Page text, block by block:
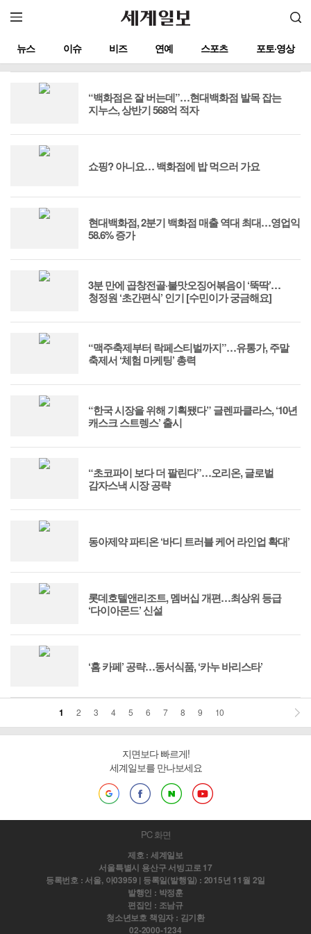
뉴스 이슈 비즈 연예 스포츠 포토·영상
“백화점은 잘 버는데”…현대백화점 발목 잡는
지누스, 상반기 568억 적자
쇼핑? 아니요… 백화점에 밥 먹으러 가요
현대백화점, 2분기 백화점 매출 역대 최대…영업익
58.6% 증가
3분 만에 곱창전골·불맛오징어볶음이 ‘뚝딱’…
청정원 ‘초간편식’ 인기 [수민이가 궁금해요]
“맥주축제부터 락페스티벌까지”…유통가, 주말
축제서 ‘체험 마케팅’ 총력
“한국 시장을 위해 기획됐다” 글렌파클라스, ‘10년
캐스크 스트렝스’ 출시
“초코파이 보다 더 팔린다”…오리온, 글로벌
감자스낵 시장 공략
동아제약 파티온 ‘바디 트러블 케어 라인업 확대’
롯데호텔앤리조트, 멤버십 개편…최상위 등급
‘다이아몬드’ 신설
‘홈 카페’ 공략…동서식품, ‘카누 바리스타’
1 2 3 4 5 6 7 8 9 10
지면보다 빠르게!
세계일보를 만나보세요
PC 화면
제호 : 세계일보
서울특별시 용산구 서빙고로 17
등록번호 : 서울, 아03959 | 등록일(발행일) : 2015년 11월 2일
발행인 : 박정훈
편집인 : 조남규
청소년보호 책임자 : 김기환
02-2000-1234